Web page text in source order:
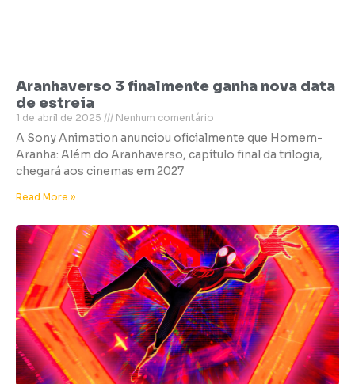
Aranhaverso 3 finalmente ganha nova data
de estreia
1 de abril de 2025 Nenhum comentário
A Sony Animation anunciou oficialmente que Homem-
Aranha: Além do Aranhaverso, capítulo final da trilogia,
chegará aos cinemas em 2027
Read More »